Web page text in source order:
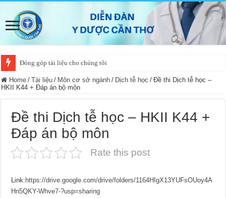
Đóng góp tài liệu cho chúng tôi
Home / Tài liệu / Môn cơ sở ngành / Dịch tễ học / Đề thi Dịch tễ học –
HKII K44 + Đáp án bộ môn
Đề thi Dịch tễ học – HKII K44 +
Đáp án bộ môn
Rate this post
Link:https://drive.google.com/drive/folders/1164HIgX13YUFsOUoy4A
Hn5QKY-Whve7-?usp=sharing